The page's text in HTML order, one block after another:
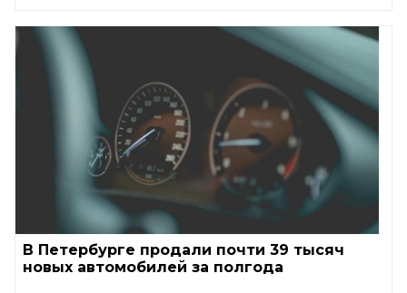
В Петербурге продали почти 39 тысяч
новых автомобилей за полгода